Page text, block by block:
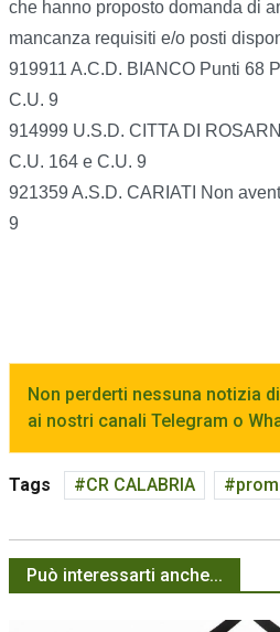
che hanno proposto domanda di
mancanza requisiti e/o posti
919911 A.C.D. BIANCO Punti 68
C.U. 9
914999 U.S.D. CITTA DI
C.U. 164 e C.U. 9
921359 A.S.D. CARIATI Non
9
Non perderti nessuna notizia
ai nostri canali Telegram o
Tags CR CALABRIA
Può interessarti anche...